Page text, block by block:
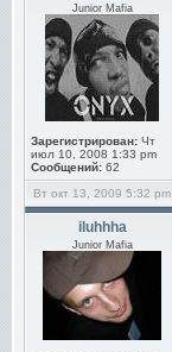
Junior Mafia
Зарегистрирован: Чт
июл 10, 2008 1:33 pm
Сообщений: 62
Вт окт 13, 2009 5:32 pm
iluhhha
Junior Mafia